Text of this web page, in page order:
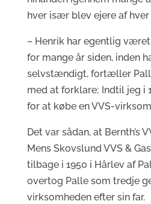
hver især blev ejere af
– Henrik har egentlig
for mange år siden, inden
selvstændigt, fortæller
med at forklare; Indtil jeg i
for at købe en VVS-
Det var sådan, at Bernth’s
Mens Skovslund VVS &
tilbage i 1950 i Hårlev af
overtog Palle som tredje
virksomheden efter sin far.